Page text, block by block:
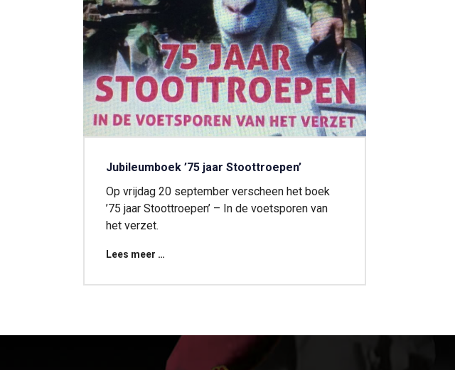
Jubileumboek ’75 jaar Stoottroepen’
Op vrijdag 20 september verscheen het boek
’75 jaar Stoottroepen’ – In de voetsporen van
het verzet.
Lees meer …